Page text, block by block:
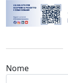
Nome